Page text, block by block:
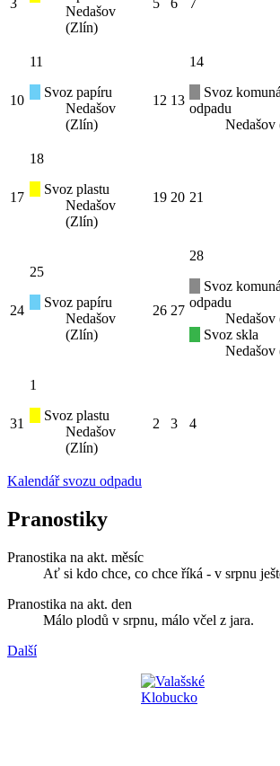
Nedašov
(Zlín)
10
11
Svoz papíru
Nedašov
(Zlín)
12 13
14
Svoz
odpadu
17
18
Svoz plastu
Nedašov
(Zlín)
19 20 21
24
25
Svoz papíru
Nedašov
(Zlín)
26 27
28
Svoz
odpadu
Svoz skla
31
1
Svoz plastu
Nedašov
(Zlín)
2 3 4
Kalendář svozu odpadu
Pranostiky
Pranostika na akt. měsíc
Ať si kdo chce, co chce říká - v srpnu
Pranostika na akt. den
Málo plodů v srpnu, málo včel z jara.
Další